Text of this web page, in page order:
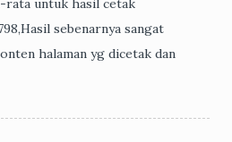
sebenarnya sangat
halaman yg dicetak dan